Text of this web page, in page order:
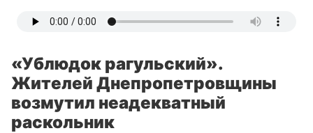
«Ублюдок рагульский».
Жителей Днепропетровщины
возмутил неадекватный
раскольник